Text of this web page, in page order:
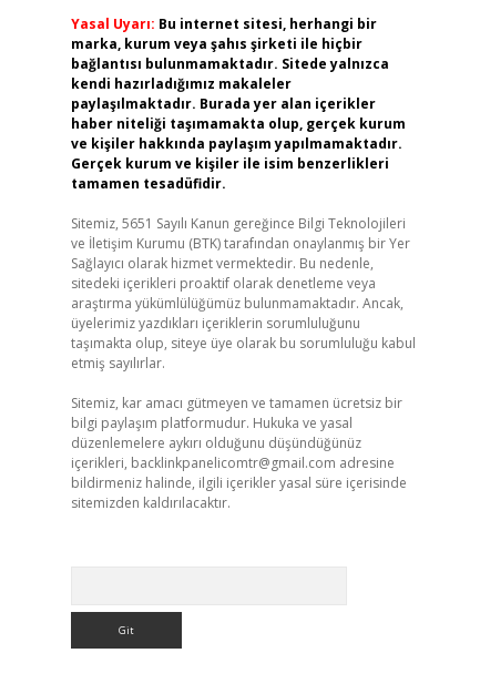
Yasal Uyarı: Bu internet sitesi, herhangi bir
marka, kurum veya şahıs şirketi ile hiçbir
bağlantısı bulunmamaktadır. Sitede yalnızca
kendi hazırladığımız makaleler
paylaşılmaktadır. Burada yer alan içerikler
haber niteliği taşımamakta olup, gerçek kurum
ve kişiler hakkında paylaşım yapılmamaktadır.
Gerçek kurum ve kişiler ile isim benzerlikleri
tamamen tesadüfidir.
Sitemiz, 5651 Sayılı Kanun gereğince Bilgi Teknolojileri
ve İletişim Kurumu (BTK) tarafından onaylanmış bir Yer
Sağlayıcı olarak hizmet vermektedir. Bu nedenle,
sitedeki içerikleri proaktif olarak denetleme veya
araştırma yükümlülüğümüz bulunmamaktadır. Ancak,
üyelerimiz yazdıkları içeriklerin sorumluluğunu
taşımakta olup, siteye üye olarak bu sorumluluğu kabul
etmiş sayılırlar.
Sitemiz, kar amacı gütmeyen ve tamamen ücretsiz bir
bilgi paylaşım platformudur. Hukuka ve yasal
düzenlemelere aykırı olduğunu düşündüğünüz
içerikleri, backlinkpanelicomtr@gmail.com adresine
bildirmeniz halinde, ilgili içerikler yasal süre içerisinde
sitemizden kaldırılacaktır.